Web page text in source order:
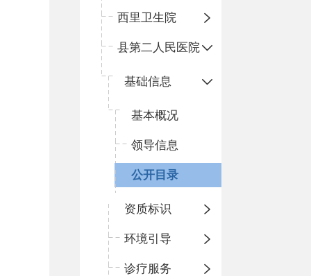
西里卫生院
县第二人民医院
基础信息
基本概况
领导信息
公开目录
资质标识
环境引导
诊疗服务